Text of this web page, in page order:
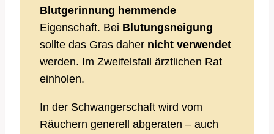
Blutgerinnung hemmende
Eigenschaft. Bei Blutungsneigung
sollte das Gras daher nicht verwendet
werden. Im Zweifelsfall ärztlichen Rat
einholen.
In der Schwangerschaft wird vom
Räuchern generell abgeraten – auch